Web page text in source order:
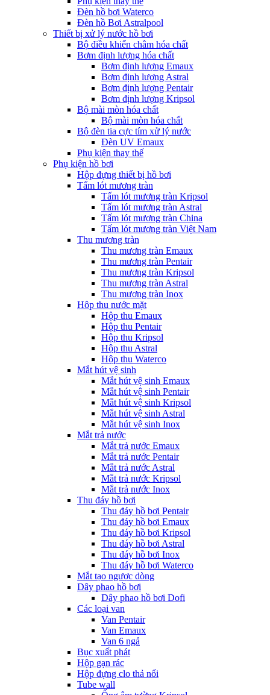
Đèn hồ bơi Waterco
Đèn hồ Bơi Astralpool
Thiết bị xử lý nước hồ bơi
Bộ điều khiển châm hóa chất
Bơm định lượng hóa chất
Bơm định lượng Emaux
Bơm định lượng Astral
Bơm định lượng Pentair
Bơm định lượng Kripsol
Bộ mài mòn hóa chất
Bộ mài mòn hóa chất
Bộ đèn tia cực tím xử lý nước
Đèn UV Emaux
Phụ kiện thay thế
Phụ kiện hồ bơi
Hộp đựng thiết bị hồ bơi
Tấm lót mương tràn
Tấm lót mương tràn Kripsol
Tấm lót mương tràn Astral
Tấm lót mương tràn China
Tấm lót mương tràn Việt Nam
Thu mương tràn
Thu mương tràn Emaux
Thu mương tràn Pentair
Thu mương tràn Kripsol
Thu mương tràn Astral
Thu mương tràn Inox
Hôp thu nước mặt
Hộp thu Emaux
Hộp thu Pentair
Hộp thu Kripsol
Hộp thu Astral
Hộp thu Waterco
Mắt hút vệ sinh
Mắt hút vệ sinh Emaux
Mắt hút vệ sinh Pentair
Mắt hút vệ sinh Kripsol
Mắt hút vệ sinh Astral
Mắt hút vệ sinh Inox
Mắt trả nước
Mắt trả nước Emaux
Mắt trả nước Pentair
Mắt trả nước Astral
Mắt trả nước Kripsol
Mắt trả nước Inox
Thu đáy hồ bơi
Thu đáy hồ bơi Pentair
Thu đáy hồ bơi Emaux
Thu đáy hồ bơi Kripsol
Thu đáy hồ bơi Astral
Thu đáy hồ bơi Inox
Thu đáy hồ bơi Waterco
Mắt tạo ngược dòng
Dây phao hồ bơi
Dây phao hồ bơi Dofi
Các loại van
Van Pentair
Van Emaux
Van 6 ngả
Bục xuất phát
Hộp gạn rác
Hộp đựng clo thả nổi
Tube wall